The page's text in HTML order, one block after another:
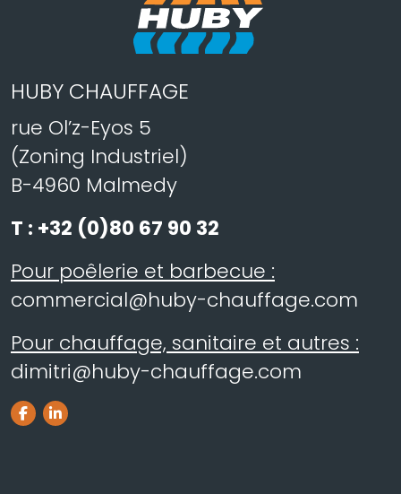
HUBY CHAUFFAGE
rue Ol’z-Eyos 5
(Zoning Industriel)
B-4960 Malmedy
T : +32 (0)80 67 90 32
Pour poêlerie et barbecue :
commercial@huby-chauffage.com
Pour chauffage, sanitaire et autres :
dimitri@huby-chauffage.com